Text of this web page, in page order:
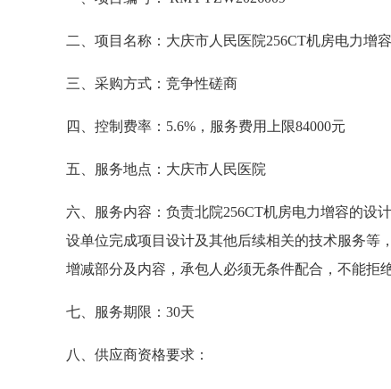
二、项目名称：大庆市人民医院256CT机房电力增
三、采购方式：竞争性磋商
四、控制费率： 5.6%，服务费用上限84000元
五、服务地点：大庆市人民医院
六、服务内容：负责北院256CT机房电力增容的设
设单位完成项目设计及其他后续相关的技术服务等
增减部分及内容，承包人必须无条件配合，不能拒绝
七、服务期限： 30天
八、供应商资格要求：